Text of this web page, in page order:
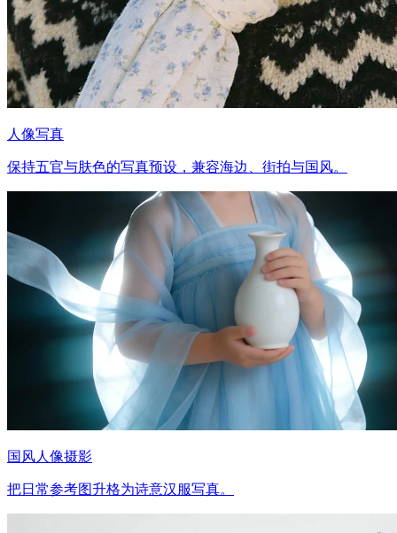
人像写真
保持五官与肤色的写真预设，兼容海边、街拍与国风。
国风人像摄影
把日常参考图升格为诗意汉服写真。